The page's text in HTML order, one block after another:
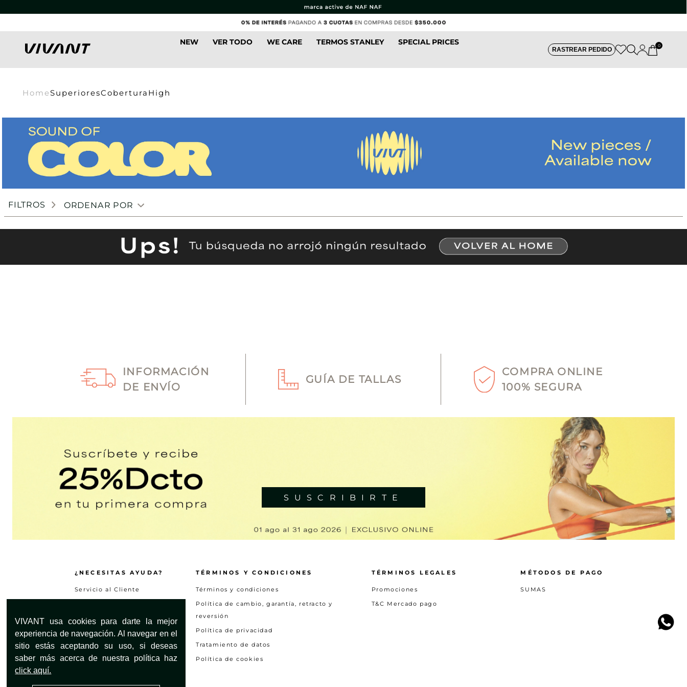
VIVANT usa cookies para darte la mejor
experiencia de navegación. Al navegar en el
sitio estás aceptando su uso, si deseas
saber más acerca de nuestra política haz
click aquí.
NEW VER TODO WE CARE TERMOS STANLEY SPECIAL PRICES
RASTREAR PEDIDO
0
HomeSuperioresCobertura High
FILTROS ORDENAR POR
INFORMACIÓN
DE ENVÍO
GUÍA DE TALLAS
COMPRA ONLINE
100% SEGURA
SUSCRIBIRTE
¿NECESITAS AYUDA?
Servicio al Cliente
Preguntas frecuentes
Otras solicitudes
Consultar estado PQRS
Mapa del Sitio
TÉRMINOS Y CONDICIONES
Términos y condiciones
Política de cambio, garantía, retracto y
reversión
Política de privacidad
Tratamiento de datos
Política de cookies
TÉRMINOS LEGALES
Promociones
T&C Mercado pago
MÉTODOS DE PAGO
SUMAS